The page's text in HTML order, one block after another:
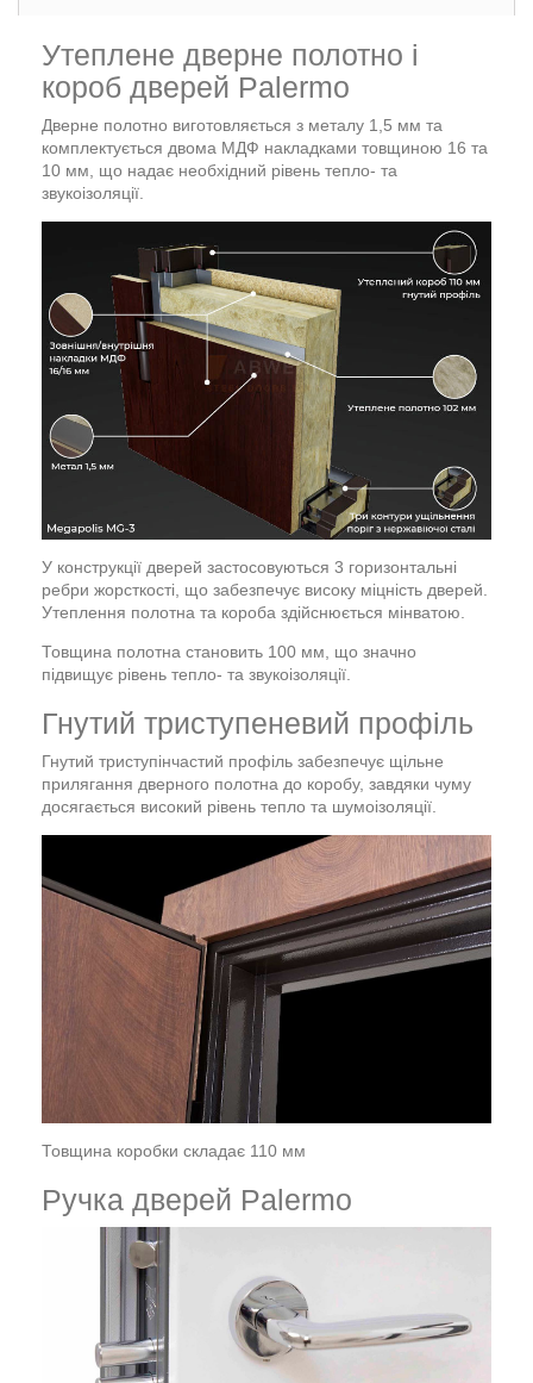
Утеплене дверне полотно і
короб дверей Palermo
Дверне полотно виготовляється з металу 1,5 мм та
комплектується двома МДФ накладками товщиною 16 та
10 мм, що надає необхідний рівень тепло- та
звукоізоляції.
У конструкції дверей застосовуються 3 горизонтальні
ребри жорсткості, що забезпечує високу міцність дверей.
Утеплення полотна та короба здійснюється мінватою.
Товщина полотна становить 100 мм, що значно
підвищує рівень тепло- та звукоізоляції.
Гнутий триступеневий профіль
Гнутий триступінчастий профіль забезпечує щільне
прилягання дверного полотна до коробу, завдяки чуму
досягається високий рівень тепло та шумоізоляції.
Товщина коробки складає 110 мм
Ручка дверей Palermo